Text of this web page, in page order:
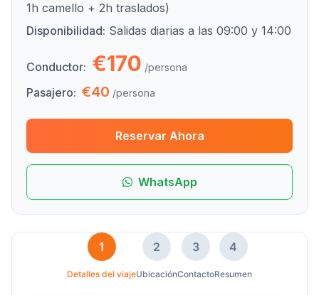
1h camello + 2h traslados)
Disponibilidad: Salidas diarias a las 09:00 y 14:00
Conductor: €170 /persona
Pasajero: €40 /persona
Reservar Ahora
WhatsApp
1
Detalles del viaje
2
Ubicación
3
Contacto
4
Resumen